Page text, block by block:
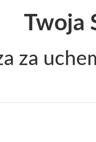
Twoja
za